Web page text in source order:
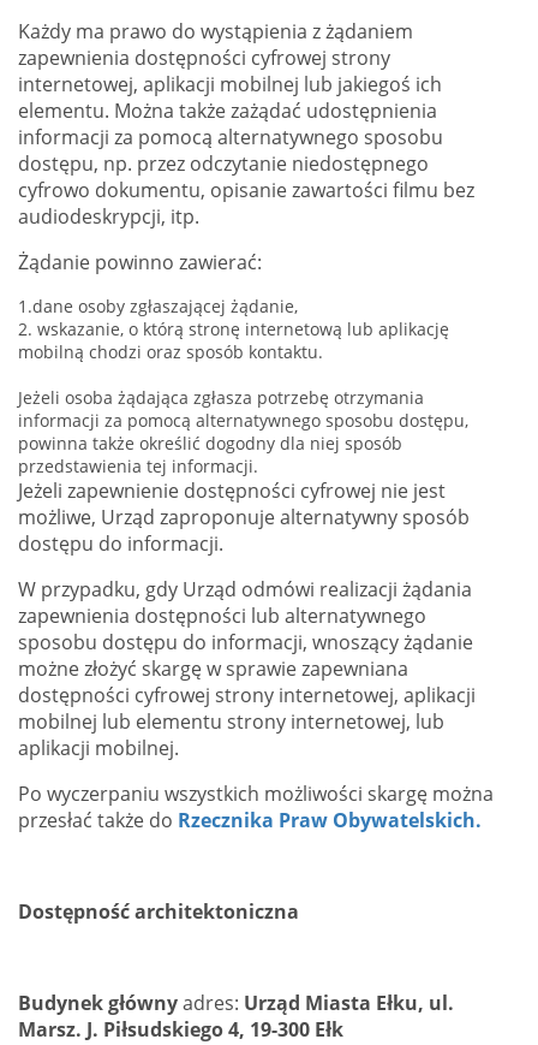
Każdy ma prawo do wystąpienia z żądaniem
zapewnienia dostępności cyfrowej strony
internetowej, aplikacji mobilnej lub jakiegoś ich
elementu. Można także zażądać udostępnienia
informacji za pomocą alternatywnego sposobu
dostępu, np. przez odczytanie niedostępnego
cyfrowo dokumentu, opisanie zawartości filmu bez
audiodeskrypcji, itp.
Żądanie powinno zawierać:
1.dane osoby zgłaszającej żądanie,
2. wskazanie, o którą stronę internetową lub aplikację
mobilną chodzi oraz sposób kontaktu.
Jeżeli osoba żądająca zgłasza potrzebę otrzymania
informacji za pomocą alternatywnego sposobu dostępu,
powinna także określić dogodny dla niej sposób
przedstawienia tej informacji.
Jeżeli zapewnienie dostępności cyfrowej nie jest
możliwe, Urząd zaproponuje alternatywny sposób
dostępu do informacji.
W przypadku, gdy Urząd odmówi realizacji żądania
zapewnienia dostępności lub alternatywnego
sposobu dostępu do informacji, wnoszący żądanie
możne złożyć skargę w sprawie zapewniana
dostępności cyfrowej strony internetowej, aplikacji
mobilnej lub elementu strony internetowej, lub
aplikacji mobilnej.
Po wyczerpaniu wszystkich możliwości skargę można
przesłać także do Rzecznika Praw Obywatelskich.
Dostępność architektoniczna
Budynek głównyadres: Urząd Miasta Ełku, ul.
Marsz. J. Piłsudskiego 4, 19-300 Ełk